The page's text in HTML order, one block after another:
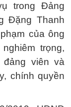
trong Đảng
Đặng Thanh
của ông
trọng,
viên và
chính quyền